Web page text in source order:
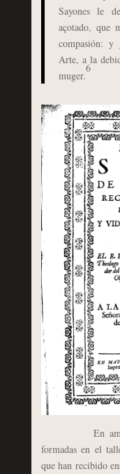
Sayones le
açotado, que
compasión: y
Arte, a la
muger.
6
En ambos
formadas en el
que han recibido